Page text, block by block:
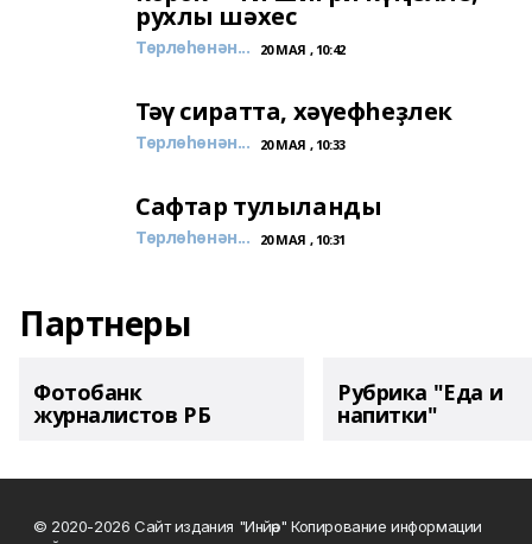
рухлы шәхес
Төрлөһөнән... 20 МАЯ , 10:42
Тәү сиратта, хәүефһеҙлек
Төрлөһөнән... 20 МАЯ , 10:33
Сафтар тулыланды
Төрлөһөнән... 20 МАЯ , 10:31
Партнеры
Фотобанк
журналистов РБ
Рубрика "Еда и
напитки"
© 2020-2026 Сайт издания "Инйәр" Копирование информации